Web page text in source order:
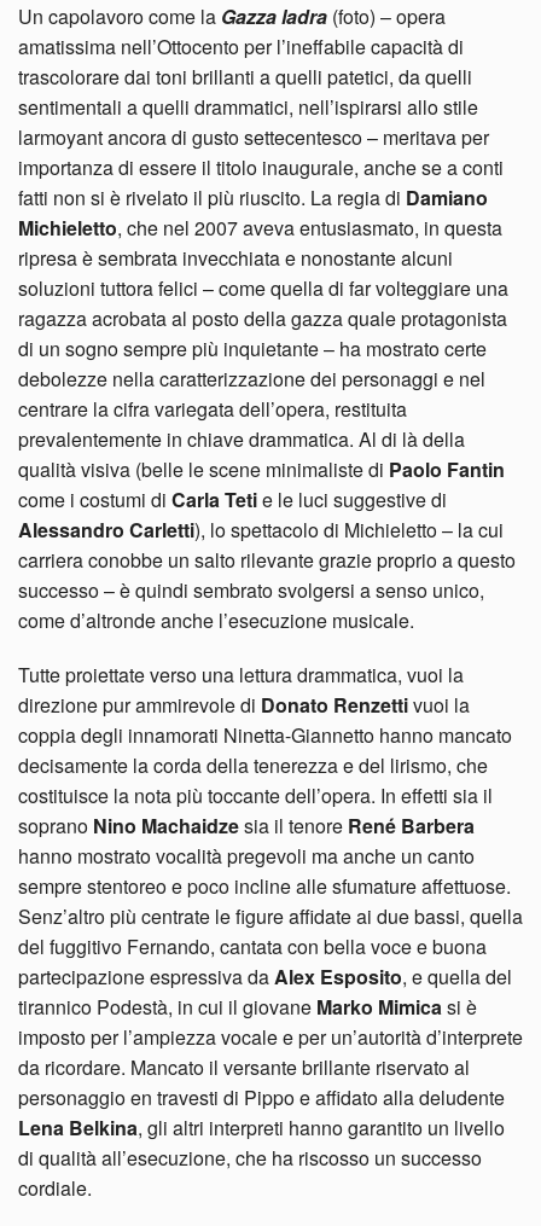
Un capolavoro come la Gazza ladra (foto) – opera
amatissima nell’Ottocento per l’ineffabile capacità di
trascolorare dai toni brillanti a quelli patetici, da quelli
sentimentali a quelli drammatici, nell’ispirarsi allo stile
larmoyant ancora di gusto settecentesco – meritava per
importanza di essere il titolo inaugurale, anche se a conti
fatti non si è rivelato il più riuscito. La regia di Damiano
Michieletto, che nel 2007 aveva entusiasmato, in questa
ripresa è sembrata invecchiata e nonostante alcuni
soluzioni tuttora felici – come quella di far volteggiare una
ragazza acrobata al posto della gazza quale protagonista
di un sogno sempre più inquietante – ha mostrato certe
debolezze nella caratterizzazione dei personaggi e nel
centrare la cifra variegata dell’opera, restituita
prevalentemente in chiave drammatica. Al di là della
qualità visiva (belle le scene minimaliste di Paolo Fantin
come i costumi di Carla Tetie le luci suggestive di
Alessandro Carletti), lo spettacolo di Michieletto – la cui
carriera conobbe un salto rilevante grazie proprio a questo
successo – è quindi sembrato svolgersi a senso unico,
come d’altronde anche l’esecuzione musicale.
Tutte proiettate verso una lettura drammatica, vuoi la
direzione pur ammirevole di Donato Renzettivuoi la
coppia degli innamorati Ninetta-Giannetto hanno mancato
decisamente la corda della tenerezza e del lirismo, che
costituisce la nota più toccante dell’opera. In effetti sia il
soprano Nino Machaidzesia il tenore René Barbera
hanno mostrato vocalità pregevoli ma anche un canto
sempre stentoreo e poco incline alle sfumature affettuose.
Senz’altro più centrate le figure affidate ai due bassi, quella
del fuggitivo Fernando, cantata con bella voce e buona
partecipazione espressiva da Alex Esposito, e quella del
tirannico Podestà, in cui il giovane Marko Mimica si è
imposto per l’ampiezza vocale e per un’autorità d’interprete
da ricordare. Mancato il versante brillante riservato al
personaggio en travesti di Pippo e affidato alla deludente
Lena Belkina, gli altri interpreti hanno garantito un livello
di qualità all’esecuzione, che ha riscosso un successo
cordiale.